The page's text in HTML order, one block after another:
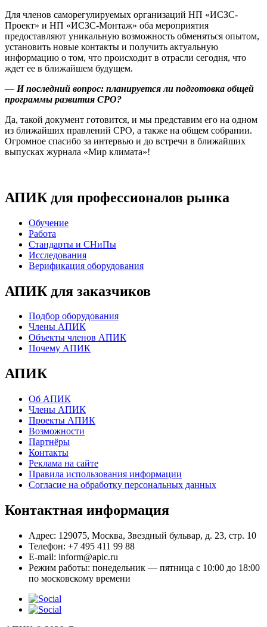
Для членов саморегулируемых организаций НП «ИСЗС-
Проект» и НП «ИСЗС-Монтаж» оба мероприятия
предоставляют уникальную возможность обменяться опытом,
установить новые контакты и получить актуальную
информацию о том, что происходит в отрасли сегодня, что
ждет ее в ближайшем будущем.
— И последний вопрос: планируется ли подготовка общей
программы развития СРО?
Да, такой документ готовится, и мы представим его на одном
из ближайших правлений СРО, а также на общем собрании.
Огромное спасибо за интервью и до встречи в ближайших
выпусках журнала «Мир климата»!
АПИК для профессионалов рынка
Обучение
Работа
Стандарты и СНиПы
Исследования
Верификация оборудования
АПИК для заказчиков
Подбор оборудования
Члены АПИК
Объекты членов АПИК
Почему АПИК
АПИК
Об АПИК
Члены АПИК
Проекты АПИК
Возможности
Партнёры
Контакты
Реклама на сайте
Правила использования информации
Согласие на обработку персональных данных
Контактная информация
Адрес: 129075, Москва, Звездный бульвар, д. 23, стр. 10
Телефон: +7 495 411 99 88
E-mail: inform@apic.ru
Режим работы: понедельник — пятница с 10:00 до 18:00
по московскому времени